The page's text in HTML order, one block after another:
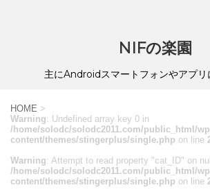
NIFの楽園
主にAndroidスマートフォンやアプリ
HOME >
Warning: Undefined array key 0 in
/home/solodc/solodc2011.com/public_html/
content/themes/stingerplus/single.php on line
Warning: Attempt to read property "cat_ID" on
/home/solodc/solodc2011.com/public_html/
content/themes/stingerplus/single.php on line